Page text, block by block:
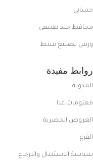
حسابي
محافظ جلد طبيعي
ورش تصنيع شنط
روابط مفيدة
المدونة
معلومات عنا
العروض الحصرية
الفرع
سياسة الاستبدال والارجاع